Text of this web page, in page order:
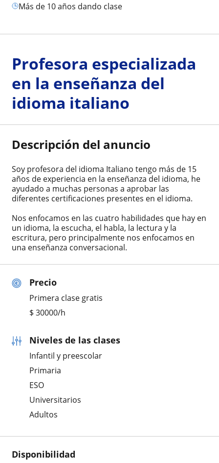
más de 10 años dando clase
Precio
Primera clase gratis
$ 30000/h
Niveles de las clases
Infantil y preescolar
Primaria
ESO
Universitarios
Adultos
Disponibilidad
Profesora especializada
en la enseñanza del
idioma italiano
Descripción del anuncio
Soy profesora del idioma Italiano tengo más de 15
años de experiencia en la enseñanza del idioma, he
ayudado a muchas personas a aprobar las
diferentes certificaciones presentes en el idioma.
Nos enfocamos en las cuatro habilidades que hay en
un idioma, la escucha, el habla, la lectura y la
escritura, pero principalmente nos enfocamos en
una enseñanza conversacional.